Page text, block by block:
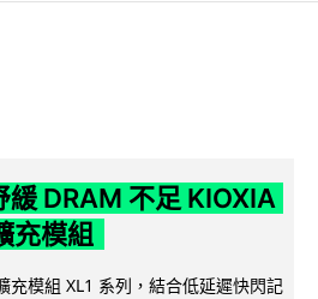
緩 DRAM 不足 KIOXIA
充模組
充模組 XL1 系列，結合低延遲快閃記